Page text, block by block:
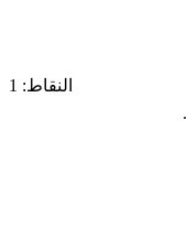
النقاط: 1